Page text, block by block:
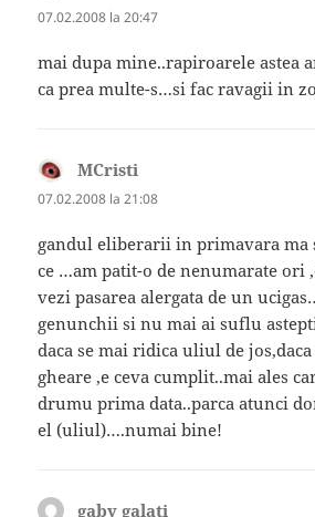
07.02.2008 la 20:47
mai dupa mine..rapiroarele astea
ca prea multe-s…si fac ravagii in
MCristi
07.02.2008 la 21:08
gandul eliberarii in primavara ma
ce …am patit-o de nenumarate ori
vezi pasarea alergata de un
genunchii si nu mai ai suflu
daca se mai ridica uliul de
gheare ,e ceva cumplit..mai ales
drumu prima data..parca atunci
el (uliul)….numai bine!
gaby galati